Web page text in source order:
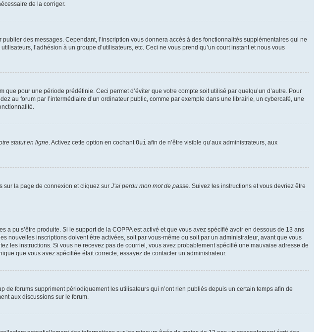
de la corriger.
des messages. Cependant, l’inscription vous donnera accès à des fonctionnalités supplémentaires qui ne
l’adhésion à un groupe d’utilisateurs, etc. Ceci ne vous prend qu’un court instant et nous vous
pour une période prédéfinie. Ceci permet d’éviter que votre compte soit utilisé par quelqu’un d’autre. Pour
au forum par l’intermédiaire d’un ordinateur public, comme par exemple dans une librairie, un cybercafé, une
statut en ligne. Activez cette option en cochantOui afin de n’être visible qu’aux administrateurs, aux
sur la page de connexion et cliquez sur J’ai perdu mon mot de passe. Suivez les instructions et vous devriez être
a pu s’être produite. Si le support de la COPPA est activé et que vous avez spécifié avoir en dessous de 13 ans
nouvelles inscriptions doivent être activées, soit par vous-même ou soit par un administrateur, avant que vous
les instructions. Si vous ne recevez pas de courriel, vous avez probablement spécifié une mauvaise adresse de
que vous avez spécifiée était correcte, essayez de contacter un administrateur.
forums suppriment périodiquement les utilisateurs qui n’ont rien publiés depuis un certain temps afin de
aux discussions sur le forum.